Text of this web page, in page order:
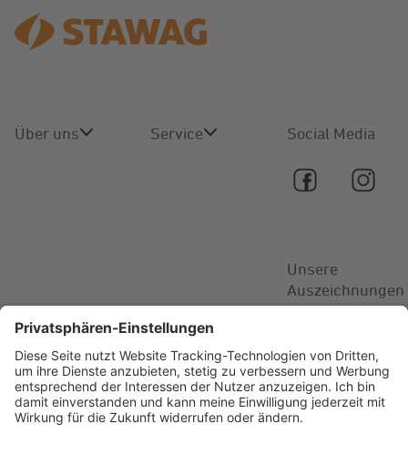
Über uns Service Social Media
Unsere
Auszeichnungen